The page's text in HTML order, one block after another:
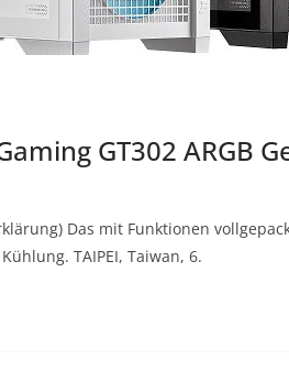
GT302 ARGB
Das mit Funktionen
TAIPEI, Taiwan, 6.